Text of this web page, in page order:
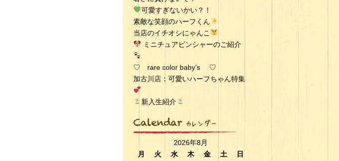
可愛すぎないかい？！
素敵な笑顔のハーフくん
当店のイチオシにゃんこ
ミニチュアピンシャーのご紹介
♡ rare color baby’s ♡
加古川店：可愛いハーフちゃん特集
新入生紹介
2026年8月
月
火 水 木 金 土
日